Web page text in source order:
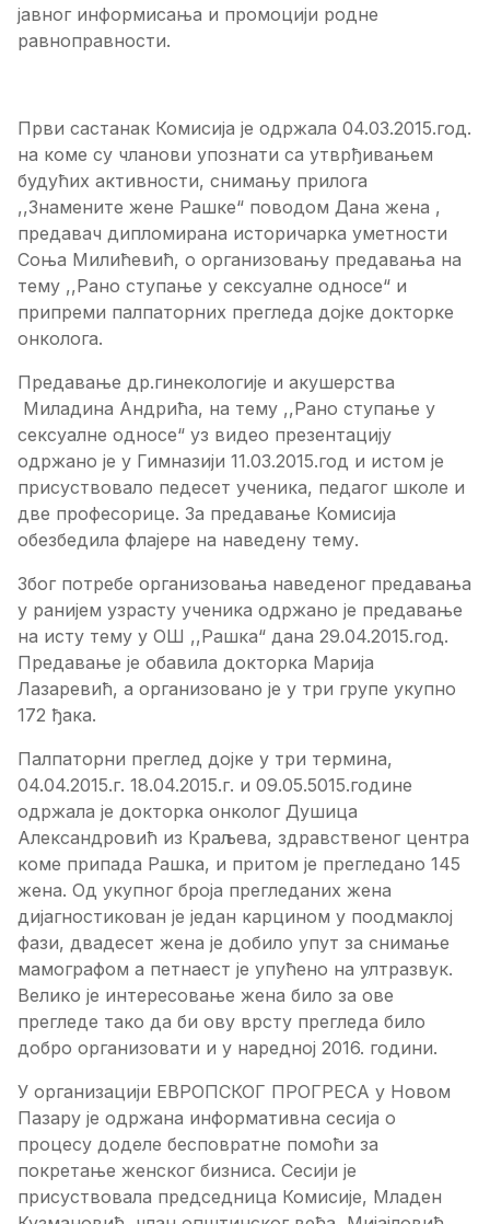
јавног информисања и промоцији родне
равноправности.
Први састанак Комисија је одржала 04.03.2015.год.
на коме су чланови упознати са утврђивањем
будућих активности, снимању прилога
,,Знамените жене Рашке“ поводом Дана жена ,
предавач дипломирана историчарка уметности
Соња Милићевић, о организовању предавања на
тему ,,Рано ступање у сексуалне односе“ и
припреми палпаторних прегледа дојке докторке
онколога.
Предавање др.гинекологије и акушерства
Миладина Андрића, на тему ,,Рано ступање у
сексуалне односе“ уз видео презентацију
одржано је у Гимназији 11.03.2015.год и истом је
присуствовало педесет ученика, педагог школе и
две професорице. За предавање Комисија
обезбедила флајере на наведену тему.
Због потребе организовања наведеног предавања
у ранијем узрасту ученика одржано је предавање
на исту тему у ОШ ,,Рашка“ дана 29.04.2015.год.
Предавање је обавила докторка Марија
Лазаревић, а организовано је у три групе укупно
172 ђака.
Палпаторни преглед дојке у три термина,
04.04.2015.г. 18.04.2015.г. и 09.05.5015.године
одржала је докторка онколог Душица
Александровић из Краљева, здравственог центра
коме припада Рашка, и притом је прегледано 145
жена. Од укупног броја прегледаних жена
дијагностикован је један карцином у поодмаклој
фази, двадесет жена је добило упут за снимање
мамографом а петнаест је упућено на ултразвук.
Велико је интересовање жена било за ове
прегледе тако да би ову врсту прегледа било
добро организовати и у наредној 2016. години.
У организацији ЕВРОПСКОГ ПРОГРЕСА у Новом
Пазару је одржана информативна сесија о
процесу доделе бесповратне помоћи за
покретање женског бизниса. Сесији је
присуствовала председница Комисије, Младен